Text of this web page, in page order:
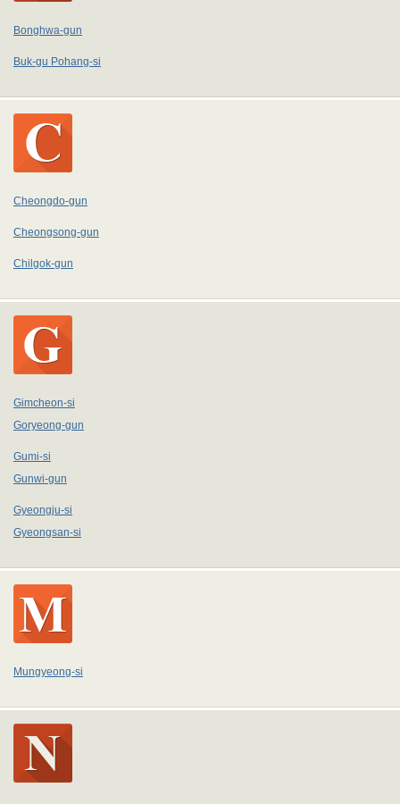
Bonghwa-gun
Buk-gu Pohang-si
Cheongdo-gun
Cheongsong-gun
Chilgok-gun
Gimcheon-si
Goryeong-gun
Gumi-si
Gunwi-gun
Gyeongju-si
Gyeongsan-si
Mungyeong-si